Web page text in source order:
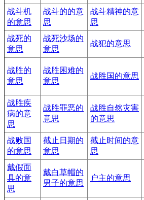
战斗机
的意思
战斗的的意
思
战斗精神的意
思
战死的
意思
战死沙场的
意思
战犯的意思
战胜的
意思
战胜困难的
意思
战胜国的意思
战胜疾
病的意
思
战胜罪恶的
意思
战胜自然灾害
的意思
战败国
的意思
截止日期的
意思
截止时间的意
思
戴假面
具的意
思
戴白草帽的
男子的意思
户主的意思